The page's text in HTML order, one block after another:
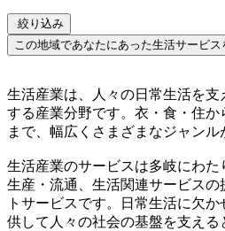
絞り込み
この地域であなたにあった生活サービ
生活産業は、人々の日常生活を
する産業分野です。衣・食・住
まで、幅広くさまざまなジャンル
生活産業のサービスは多岐にわ
生産・流通、生活関連サービス
トサービスです。日常生活に欠
供して人々の社会の基盤を支え